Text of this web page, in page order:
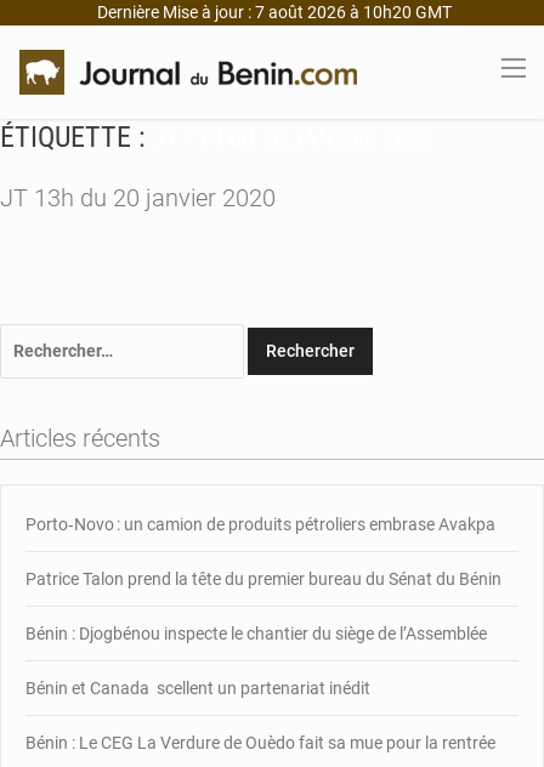
Dernière Mise à jour : 7 août 2026 à 10h20 GMT
ÉTIQUETTE :
JT 13h du 20 janvier 2020
Articles récents
Porto‑Novo : un camion de produits pétroliers embrase Avakpa
Patrice Talon prend la tête du premier bureau du Sénat du Bénin
Bénin : Djogbénou inspecte le chantier du siège de l’Assemblée
Bénin et Canada scellent un partenariat inédit
Bénin : Le CEG La Verdure de Ouèdo fait sa mue pour la rentrée